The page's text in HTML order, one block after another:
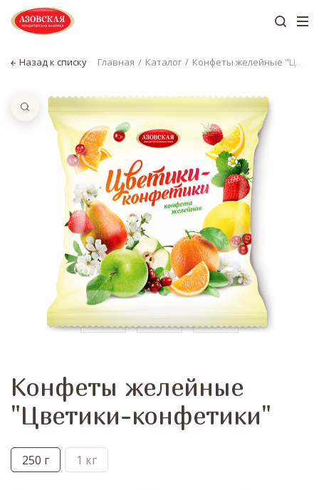
Назад к списку Главная Каталог Конфеты желейные "Цветики-конфетики"
Конфеты желейные
"Цветики-конфетики"
250 г 1 кг